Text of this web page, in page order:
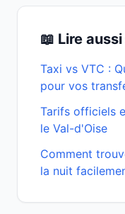
📖 Lire
Taxi vs VTC :
pour vos
Tarifs officiels
le Val-d'Oise
Comment
la nuit